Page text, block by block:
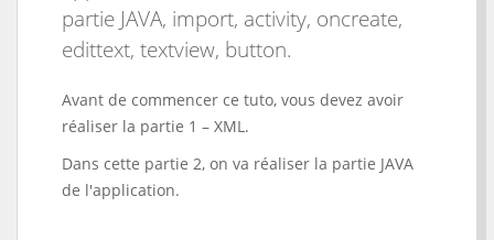
partie JAVA, import, activity, oncreate,
edittext, textview, button.
Avant de commencer ce tuto, vous devez avoir
réaliser la partie 1 – XML.
Dans cette partie 2, on va réaliser la partie JAVA
de l'application.